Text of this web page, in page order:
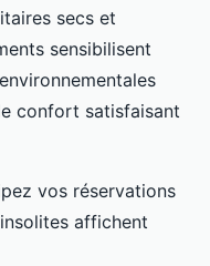
secs et
sensibilisent
confort satisfaisant
vos réservations
affichent